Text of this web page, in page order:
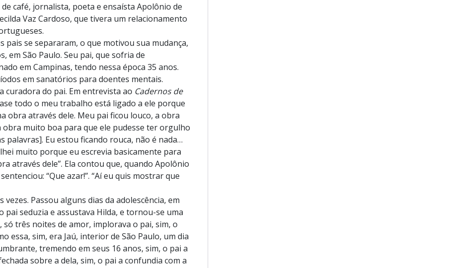
café, jornalista, poeta e ensaísta Apolônio de
Vaz Cardoso, que tivera um relacionamento
pais se separaram, o que motivou sua mudança,
em São Paulo. Seu pai, que sofria de
em Campinas, tendo nessa época 35 anos.
em sanatórios para doentes mentais.
curadora do pai. Em entrevista ao Cadernos de
todo o meu trabalho está ligado a ele porque
obra através dele. Meu pai ficou louco, a obra
obra muito boa para que ele pudesse ter orgulho
palavras]. Eu estou ficando rouca, não é nada…
muito porque eu escrevia basicamente para
através dele”. Ela contou que, quando Apolônio
“Que azar!”. “Aí eu quis mostrar que
Passou alguns dias da adolescência, em
pai seduzia e assustava Hilda, e tornou-se uma
só três noites de amor, implorava o pai, sim, o
essa, sim, era Jaú, interior de São Paulo, um dia
tremendo em seus 16 anos, sim, o pai a
sobre a dela, sim, o pai a confundia com a